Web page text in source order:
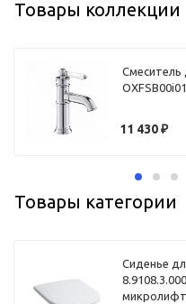
Товары коллекции
Смеситель
11 430₽
Товары категории
Сиденье